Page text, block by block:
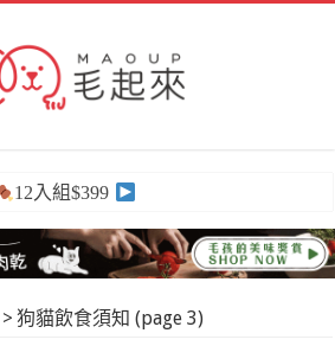
12入組$399
> 狗貓飲食須知 (page 3)